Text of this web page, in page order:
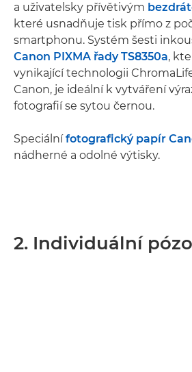
a uživatelsky přívětivým
které usnadňuje tisk přímo z
smartphonu. Systém šesti
Canon PIXMA řady TS8350a,
vynikající technologii
Canon, je ideální k vytváření
fotografií se sytou černou.
Speciálnífotografický papír
nádherné a odolné výtisky.
2. Individuální